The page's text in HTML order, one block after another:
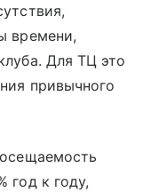
времени,
Для ТЦ это
привычного
год к году,